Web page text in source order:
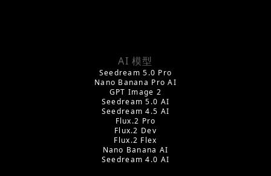
AI 模型
Seedream 5.0 Pro
Nano Banana Pro AI
GPT Image 2
Seedream 5.0 AI
Seedream 4.5 AI
Flux.2 Pro
Flux.2 Dev
Flux.2 Flex
Nano Banana AI
Seedream 4.0 AI